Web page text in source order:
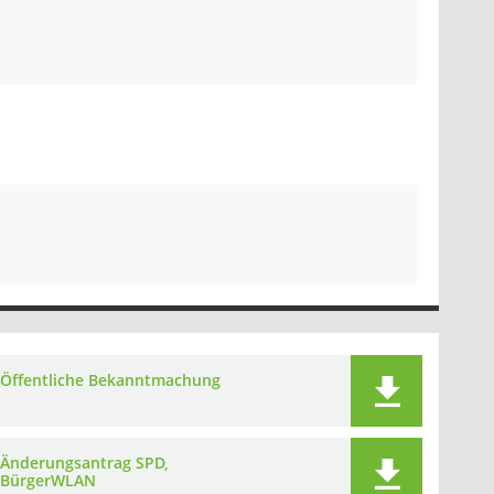
Öffentliche Bekanntmachung
Änderungsantrag SPD,
BürgerWLAN